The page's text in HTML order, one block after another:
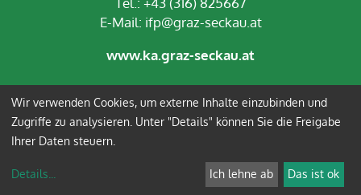
E-Mail: ifp@graz-seckau.at
www.ka.graz-seckau.at
Impressum Datenschutz
Wir verwenden Cookies, um externe Inhalte einzubinden und
Zugriffe zu analysieren. Unter "Details" können Sie die Freigabe
Ihrer Daten steuern.
Details... Ich lehne ab Das ist ok